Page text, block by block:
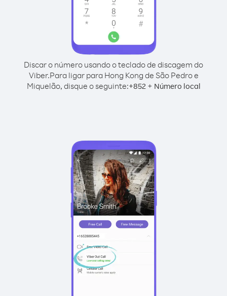
Discar o número usando o teclado de discagem do
Viber.Para ligar para Hong Kong de São Pedro e
Miquelão, disque o seguinte:+852+ Número local